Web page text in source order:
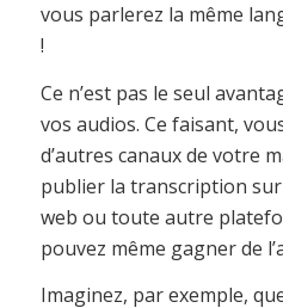
vous parlerez la même
!
Ce n’est pas le seul
vos audios. Ce faisant,
d’autres canaux de votre
publier la transcription
web ou toute autre
pouvez même gagner de
Imaginez, par exemple,